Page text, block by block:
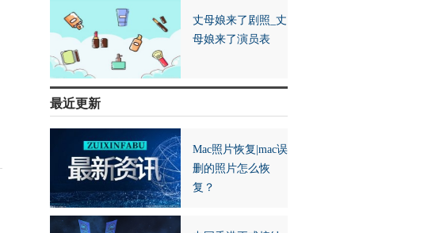
丈母娘来了剧照_丈
母娘来了演员表
最近更新
Mac照片恢复|mac误
删的照片怎么恢
复？